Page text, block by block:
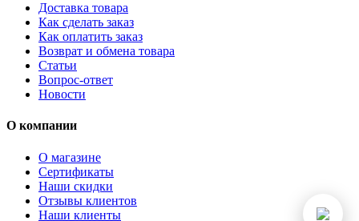
Доставка товара
Как сделать заказ
Как оплатить заказ
Возврат и обмена товара
Статьи
Вопрос-ответ
Новости
О компании
О магазине
Сертификаты
Наши скидки
Отзывы клиентов
Наши клиенты